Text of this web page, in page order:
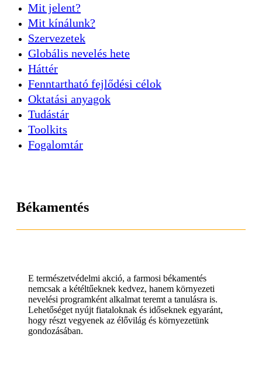
Mit jelent?
Mit kínálunk?
Szervezetek
Globális nevelés hete
Háttér
Fenntartható fejlődési célok
Oktatási anyagok
Tudástár
Toolkits
Fogalomtár
Békamentés
E természetvédelmi akció, a farmosi békamentés
nemcsak a kétéltűeknek kedvez, hanem környezeti
nevelési programként alkalmat teremt a tanulásra is.
Lehetőséget nyújt fiataloknak és időseknek egyaránt,
hogy részt vegyenek az élővilág és környezetünk
gondozásában.